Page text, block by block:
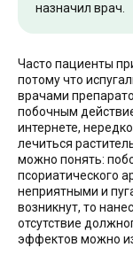
назначил врач.
Часто пациенты
потому что
врачами
побочным
интернете,
лечиться
можно понять:
псориатического
неприятными и
возникнут, то
отсутствие
эффектов можно